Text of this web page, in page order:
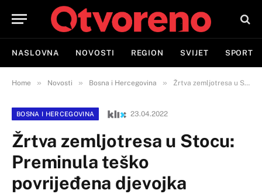
NASLOVNA NOVOSTI REGION SVIJET SPORT
Home » Novosti » Bosna i Hercegovina » Žrtva zemljotresa u Stocu: Preminula teško povrijeđena djevojka
BOSNA I HERCEGOVINA 23.04.2022
Žrtva zemljotresa u Stocu:
Preminula teško
povrijeđena djevojka